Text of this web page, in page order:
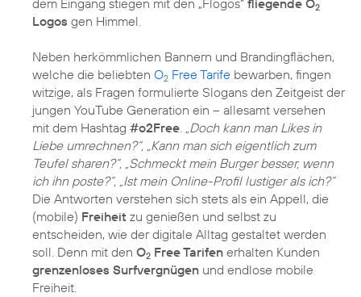
dem Eingang stiegen mit den „Flogos“ fliegende O2
Logos gen Himmel.
Neben herkömmlichen Bannern und Brandingflächen,
welche die beliebten O2 Free Tarife bewarben, fingen
witzige, als Fragen formulierte Slogans den Zeitgeist der
jungen YouTube Generation ein – allesamt versehen
mit dem Hashtag #o2Free. „Doch kann man Likes in
Liebe umrechnen?“, „Kann man sich eigentlich zum
Teufel sharen?“, „Schmeckt mein Burger besser, wenn
ich ihn poste?“, „Ist mein Online-Profil lustiger als ich?“
Die Antworten verstehen sich stets als ein Appell, die
(mobile) Freiheit zu genießen und selbst zu
entscheiden, wie der digitale Alltag gestaltet werden
soll. Denn mit den O2 Free Tarifen erhalten Kunden
grenzenloses Surfvergnügen und endlose mobile
Freiheit.